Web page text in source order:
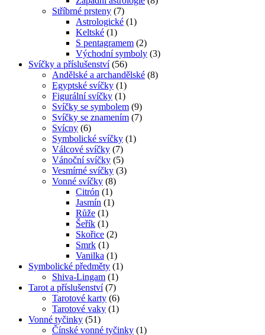
Stříbrné prsteny (7)
Astrologické (1)
Keltské (1)
S pentagramem (2)
Východní symboly (3)
Svíčky a příslušenství (56)
Andělské a archandělské (8)
Egyptské svíčky (1)
Figurální svíčky (1)
Svíčky se symbolem (9)
Svíčky se znamením (7)
Svícny (6)
Symbolické svíčky (1)
Válcové svíčky (7)
Vánoční svíčky (5)
Vesmírné svíčky (3)
Vonné svíčky (8)
Citrón (1)
Jasmín (1)
Růže (1)
Šeřík (1)
Skořice (2)
Smrk (1)
Vanilka (1)
Symbolické předměty (1)
Shiva-Lingam (1)
Tarot a příslušenství (7)
Tarotové karty (6)
Tarotové vaky (1)
Vonné tyčinky (51)
Čínské vonné tyčinky (1)